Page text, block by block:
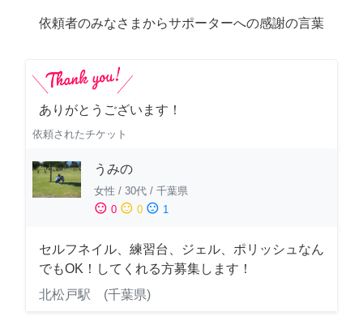
依頼者のみなさまからサポーターへの感謝の言葉
ありがとうございます！
依頼されたチケット
うみの
女性 / 30代 / 千葉県
sentiment_satisfied 0 sentiment_neutral 0 sentiment_dissatisfied 1
セルフネイル、練習台、ジェル、ポリッシュなん
でもOK！してくれる方募集します！
北松戸駅 (千葉県)